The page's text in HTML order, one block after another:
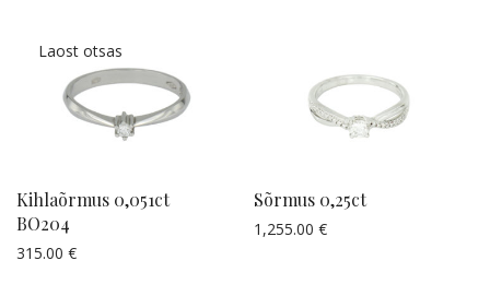
Kihlaõrmus 0,051ct
BO204
315.00 €
Küsi pakkumist
Sõrmus 0,25ct
1,255.00 €
Küsi pakkumist